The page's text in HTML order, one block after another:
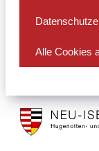
Alle Cookies
Stadt
Neu
Isenburg